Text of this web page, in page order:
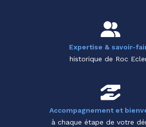
Expertise & savoir-
historique de Roc
Accompagnement et
à chaque étape de votre